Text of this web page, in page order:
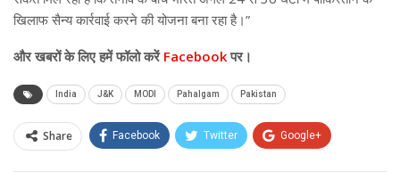
खिलाफ सैन्य कार्रवाई करने की योजना बना रहा है।”
और खबरों के लिए हमें फॉलो करेंFacebookपर।
India J&K MODI Pahalgam Pakistan
Share Facebook Twitter Google+